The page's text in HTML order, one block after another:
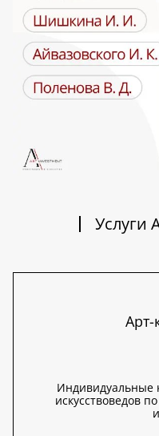
Услуги
Арт-
Индивидуальные
искусствоведов